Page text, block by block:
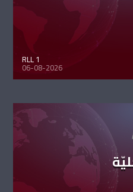
RLL 1
06-08-2026